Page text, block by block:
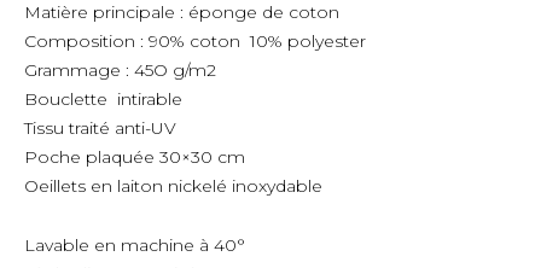
Matière principale : éponge de coton
Composition : 90% coton 10% polyester
Grammage : 45O g/m2
Bouclette intirable
Tissu traité anti-UV
Poche plaquée 30×30 cm
Oeillets en laiton nickelé inoxydable
Lavable en machine à 40°